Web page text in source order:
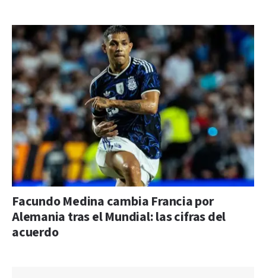
Facundo Medina cambia Francia por
Alemania tras el Mundial: las cifras del
acuerdo